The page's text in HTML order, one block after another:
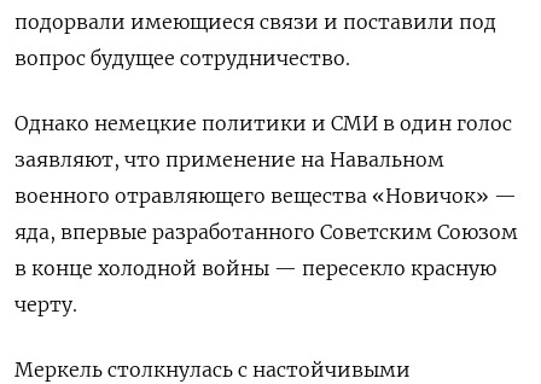
подорвали имеющиеся связи и поставили под
вопрос будущее сотрудничество.
Однако немецкие политики и СМИ в один голос
заявляют, что применение на Навальном
военного отравляющего вещества «Новичок» —
яда, впервые разработанного Советским Союзом
в конце холодной войны — пересекло красную
черту.
Меркель столкнулась с настойчивыми